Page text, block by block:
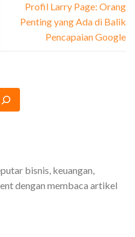
Profil Larry Page: Orang
Penting yang Ada di Balik
Pencapaian Google
bisnis, keuangan,
dengan membaca artikel